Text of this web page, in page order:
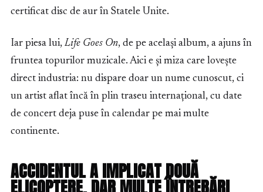
certificat disc de aur în Statele Unite.
Iar piesa lui,Life Goes On, de pe același album, a ajuns în
fruntea topurilor muzicale. Aici e și miza care lovește
direct industria: nu dispare doar un nume cunoscut, ci
un artist aflat încă în plin traseu internațional, cu date
de concert deja puse în calendar pe mai multe
continente.
ACCIDENTUL A IMPLICAT DOUĂ
ELICOPTERE, DAR MULTE ÎNTREBĂRI